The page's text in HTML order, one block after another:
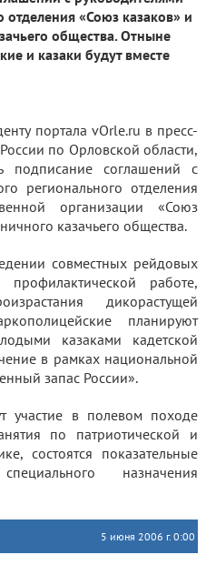
отделения «Союз казаков» и
общества. Отныне
и казаки будут вместе
портала vOrle.ru в пресс-
по Орловской области,
подписание соглашений с
регионального отделения
организации «Союз
казачьего общества.
совместных рейдовых
работе,
дикорастущей
планируют
казаками кадетской
в рамках национальной
запас России».
участие в полевом походе
по патриотической и
состоятся показательные
назначения
5 июня 2006 г. 0:00